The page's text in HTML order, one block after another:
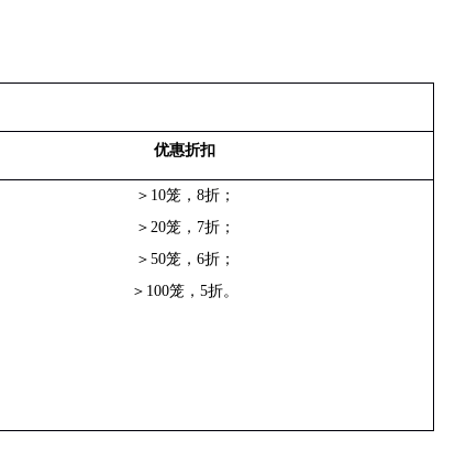
优惠折扣
＞ 10笼， 8折；
＞ 20笼， 7折；
＞ 50笼， 6折；
＞ 100笼， 5折。